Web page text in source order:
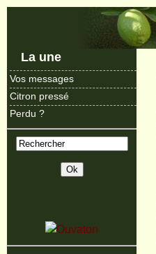
La une
Vos messages
Citron pressé
Perdu ?